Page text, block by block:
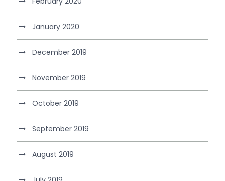
January 2020
December 2019
November 2019
October 2019
September 2019
August 2019